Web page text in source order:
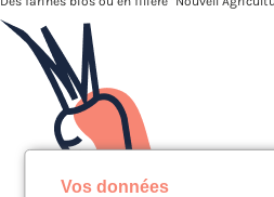
Vos données